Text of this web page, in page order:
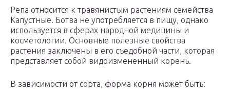
Репа относится к травянистым растениям семейства
Капустные. Ботва не употребляется в пищу, однако
используется в сферах народной медицины и
косметологии. Основные полезные свойства
растения заключены в его съедобной части, которая
представляет собой видоизмененный корень.
В зависимости от сорта, форма корня может быть: